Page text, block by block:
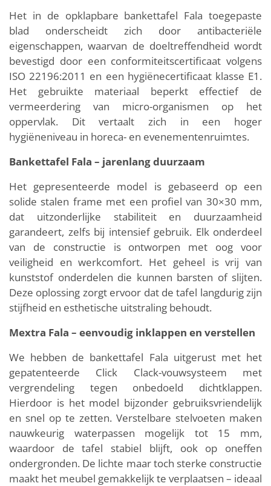
Het in de opklapbare bankettafel Fala toegepaste
blad onderscheidt zich door antibacteriële
eigenschappen, waarvan de doeltreffendheid wordt
bevestigd door een conformiteitscertificaat volgens
ISO 22196:2011 en een hygiënecertificaat klasse E1.
Het gebruikte materiaal beperkt effectief de
vermeerdering van micro-organismen op het
oppervlak. Dit vertaalt zich in een hoger
hygiëneniveau in horeca- en evenementenruimtes.
Bankettafel Fala – jarenlang duurzaam
Het gepresenteerde model is gebaseerd op een
solide stalen frame met een profiel van 30×30 mm,
dat uitzonderlijke stabiliteit en duurzaamheid
garandeert, zelfs bij intensief gebruik. Elk onderdeel
van de constructie is ontworpen met oog voor
veiligheid en werkcomfort. Het geheel is vrij van
kunststof onderdelen die kunnen barsten of slijten.
Deze oplossing zorgt ervoor dat de tafel langdurig zijn
stijfheid en esthetische uitstraling behoudt.
Mextra Fala – eenvoudig inklappen en verstellen
We hebben de bankettafel Fala uitgerust met het
gepatenteerde Click Clack-vouwsysteem met
vergrendeling tegen onbedoeld dichtklappen.
Hierdoor is het model bijzonder gebruiksvriendelijk
en snel op te zetten. Verstelbare stelvoeten maken
nauwkeurig waterpassen mogelijk tot 15 mm,
waardoor de tafel stabiel blijft, ook op oneffen
ondergronden. De lichte maar toch sterke constructie
maakt het meubel gemakkelijk te verplaatsen – ideaal